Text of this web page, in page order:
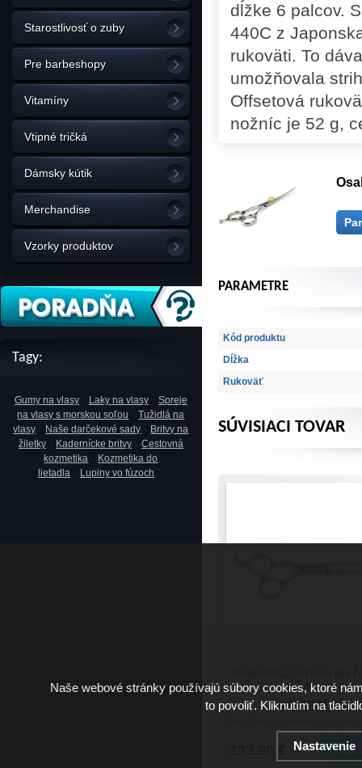
Starostlivosť o zuby
Pre barbeshopy
Vitamíny
Vtipné tričká
Dámsky kútik
Merchandise
Vzorky produktov
Tagy:
Gumy na vlasy Laky na vlasy
Spreje
na vlasy s morskou soľou
Tužidlá na
vlasy
Naše darčekové sady
Britvy na
žiletky
Kadernícke britvy
Cestovná
kozmetika
Kozmetika do
lietadla
Lupiny vo fúzoch
dĺžke 6 palcov.
440C z
rukoväti. To
umožňovala
Offsetová
nožníc je 52 g,
PARAMETRE
Kód produktu
Dĺžka
Rukoväť
SÚVISIACI TOVAR
6,5 palcov
skladom 2 ks
Naše webové stránky používajú súbory cookies, ktoré
to povoliť. Kliknutím na
Nastavenie